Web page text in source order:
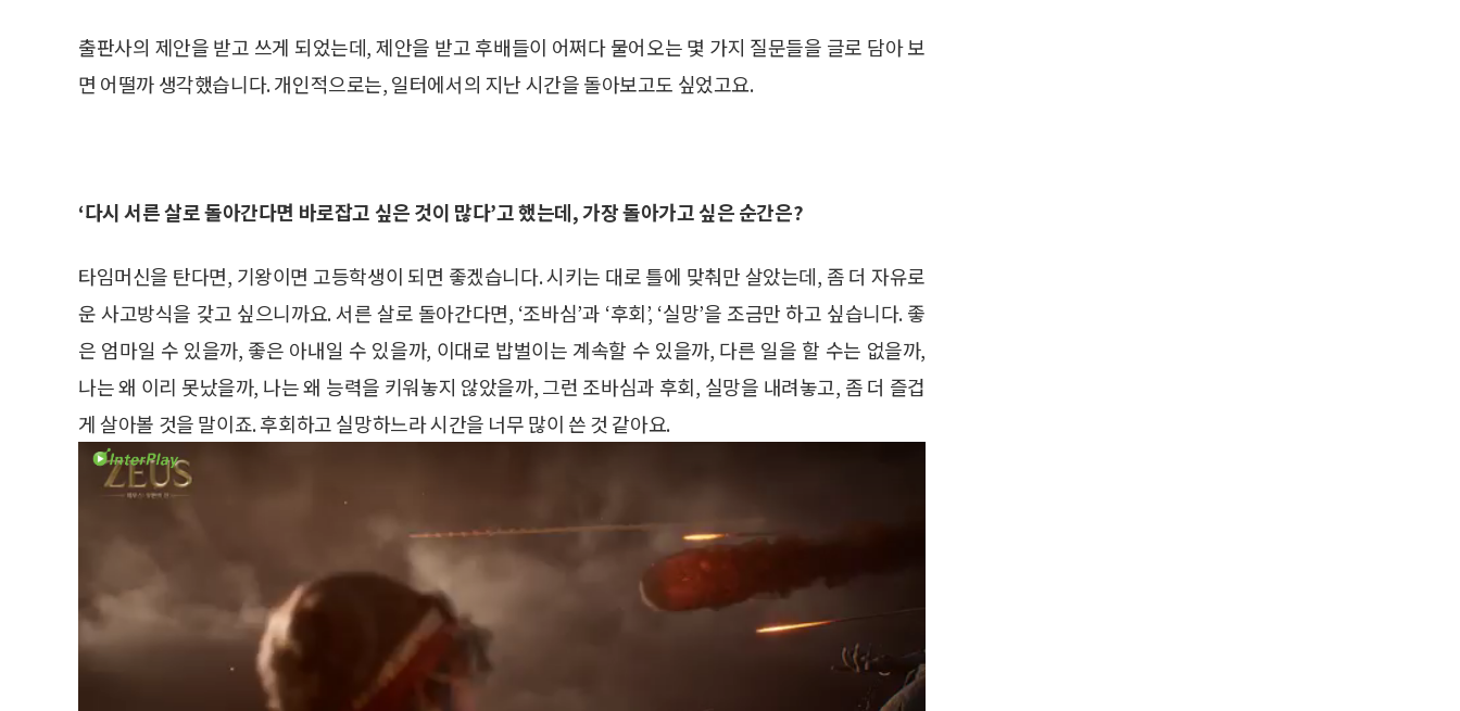
출판사의 제안을 받고 쓰게 되었는데, 제안을 받고 후배들이 어쩌다 물어오는 몇 가지 질문들을 글로 담아 보
면 어떨까 생각했습니다. 개인적으로는, 일터에서의 지난 시간을 돌아보고도 싶었고요.
‘다시 서른 살로 돌아간다면 바로잡고 싶은 것이 많다’고 했는데, 가장 돌아가고 싶은 순간은?
타임머신을 탄다면, 기왕이면 고등학생이 되면 좋겠습니다. 시키는 대로 틀에 맞춰만 살았는데, 좀 더 자유로
운 사고방식을 갖고 싶으니까요. 서른 살로 돌아간다면, ‘조바심’과 ‘후회’, ‘실망’을 조금만 하고 싶습니다. 좋
은 엄마일 수 있을까, 좋은 아내일 수 있을까, 이대로 밥벌이는 계속할 수 있을까, 다른 일을 할 수는 없을까,
나는 왜 이리 못났을까, 나는 왜 능력을 키워놓지 않았을까, 그런 조바심과 후회, 실망을 내려놓고, 좀 더 즐겁
게 살아볼 것을 말이죠. 후회하고 실망하느라 시간을 너무 많이 쓴 것 같아요.